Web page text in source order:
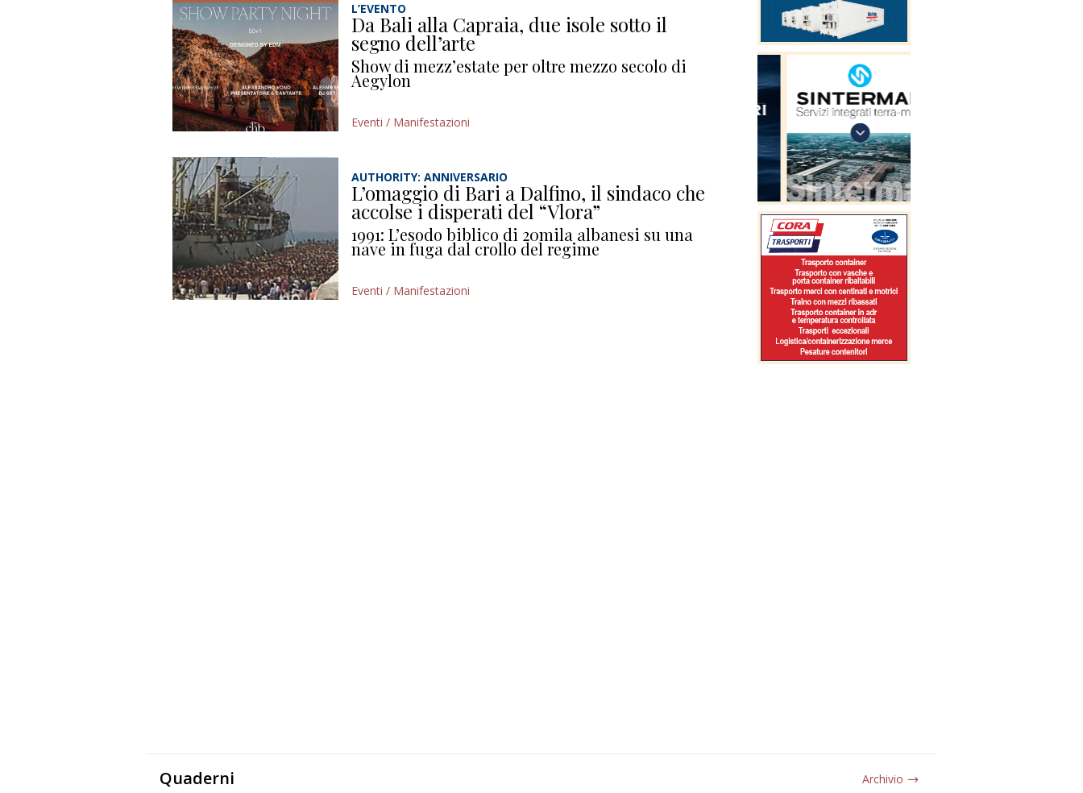
L’EVENTO
Da Bali alla Capraia, due isole sotto il
segno dell’arte
Show di mezz’estate per oltre mezzo secolo di
Aegylon
Eventi / Manifestazioni
AUTHORITY: ANNIVERSARIO
L’omaggio di Bari a Dalfino, il sindaco che
accolse i disperati del “Vlora”
1991: L’esodo biblico di 20mila albanesi su una
nave in fuga dal crollo del regime
Eventi / Manifestazioni
Quaderni Archivio